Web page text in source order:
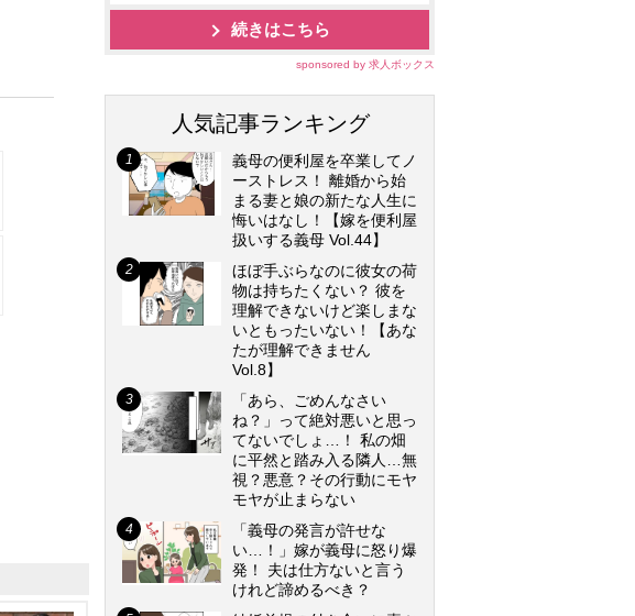
続きはこちら
sponsored by 求人ボックス
人気記事ランキング
義母の便利屋を卒業してノ
ーストレス！ 離婚から始
まる妻と娘の新たな人生に
悔いはなし！【嫁を便利屋
扱いする義母 Vol.44】
ほぼ手ぶらなのに彼女の荷
物は持ちたくない？ 彼を
理解できないけど楽しまな
いともったいない！【あな
たが理解できません
Vol.8】
「あら、ごめんなさい
ね？」って絶対悪いと思っ
てないでしょ…！ 私の畑
に平然と踏み入る隣人…無
視？悪意？その行動にモヤ
モヤが止まらない
「義母の発言が許せな
い…！」嫁が義母に怒り爆
発！ 夫は仕方ないと言う
けれど諦めるべき？